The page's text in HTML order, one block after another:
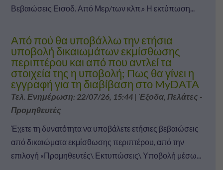
Βεβαιώσεις Εισοδ. Από Μερ/των κλπ.» Η εκτύπωση...
Από πού θα υποβάλλω την ετήσια
υποβολή δικαιωμάτων εκμίσθωσης
περιπτέρου και από που αντλεί τα
στοιχεία της η υποβολή; Πως θα γίνει η
εγγραφή για τη διαβίβαση στο MyDATA
Τελ. Ενημέρωση: 22/07/26, 15:44| Έξοδα, Πελάτες -
Προμηθευτές
Έχετε τη δυνατότητα να υποβάλετε ετήσιες βεβαιώσεις
από δικαιώματα εκμίσθωσης περιπτέρου, από την
επιλογή «Προμηθευτές\ Εκτυπώσεις\ Υποβολή μέσω...